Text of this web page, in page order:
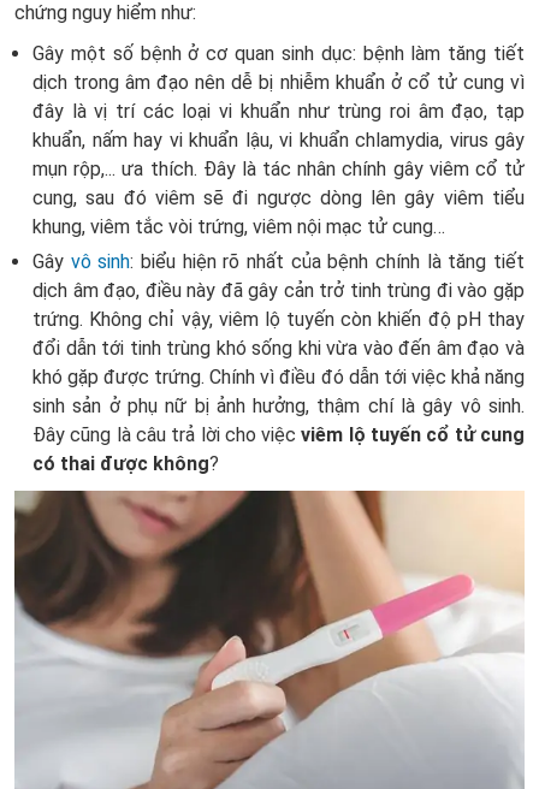
chứng nguy hiểm như:
Gây một số bệnh ở cơ quan sinh dục: bệnh làm tăng tiết
dịch trong âm đạo nên dễ bị nhiễm khuẩn ở cổ tử cung vì
đây là vị trí các loại vi khuẩn như trùng roi âm đạo, tạp
khuẩn, nấm hay vi khuẩn lậu, vi khuẩn chlamydia, virus gây
mụn rộp,... ưa thích. Đây là tác nhân chính gây viêm cổ tử
cung, sau đó viêm sẽ đi ngược dòng lên gây viêm tiểu
khung, viêm tắc vòi trứng, viêm nội mạc tử cung…
Gây vô sinh: biểu hiện rõ nhất của bệnh chính là tăng tiết
dịch âm đạo, điều này đã gây cản trở tinh trùng đi vào gặp
trứng. Không chỉ vậy, viêm lộ tuyến còn khiến độ pH thay
đổi dẫn tới tinh trùng khó sống khi vừa vào đến âm đạo và
khó gặp được trứng. Chính vì điều đó dẫn tới việc khả năng
sinh sản ở phụ nữ bị ảnh hưởng, thậm chí là gây vô sinh.
Đây cũng là câu trả lời cho việcviêm lộ tuyến cổ tử cung
có thai được không?